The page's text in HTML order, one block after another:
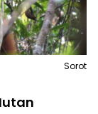
Sorot